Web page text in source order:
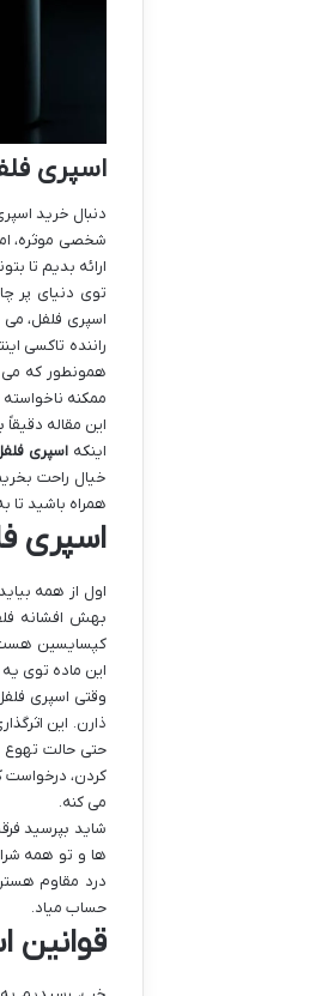
اسپری
دنبال خرید
شخصی موثره،
ارائه بدیم تا
توی دنیای پر
اسپری فلفل،
راننده تاکسی
همونطور که می
ممکنه
این مقاله
اینکهاسپری
خیال راحت
همراه باشید تا
اسپری
اول از همه
بهش افشانه
کپسایسین هست.
این ماده توی
وقتی اسپری
ذارن. این
کردن، درخواست
می کنه.
شاید بپرسید
ها و تو همه
درد مقاوم
حساب میاد.
قوانین